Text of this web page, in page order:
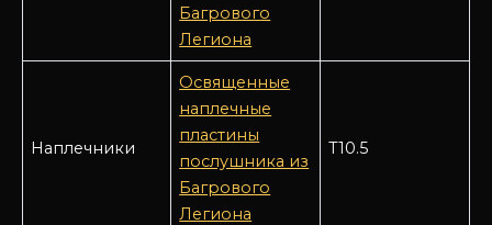
Багрового
Легиона
Наплечники
Освященные
наплечные
пластины
послушника из
Багрового
Легиона
Т10.5